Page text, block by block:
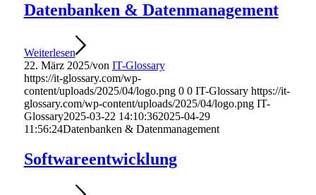
Datenbanken & Datenmanagement
Weiterlesen
22. März 2025/von IT-Glossary
https://it-glossary.com/wp-
content/uploads/2025/04/logo.png 0 0 IT-Glossary https://it-
glossary.com/wp-content/uploads/2025/04/logo.png IT-
Glossary2025-03-22 14:10:362025-04-29
11:56:24Datenbanken & Datenmanagement
Softwareentwicklung